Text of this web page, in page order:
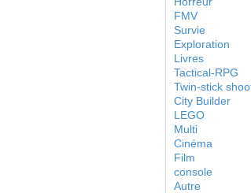
FMV
Survie
Exploration
Livres
Tactical-RPG
Twin-stick
City Builder
LEGO
Multi
Cinéma
Film
console
Autre